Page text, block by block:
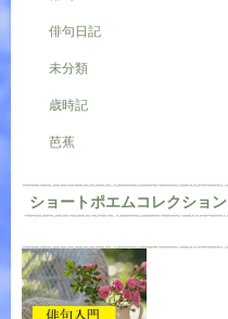
俳句日記
未分類
歳時記
芭蕉
ショートポエムコレクション